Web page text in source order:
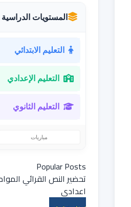
المستويات الدراسية
التعليم الابتدائي
التعليم الإعدادي
التعليم الثانوي
مباريات
Popular Posts
تحضير النص القرائي
اعدادي